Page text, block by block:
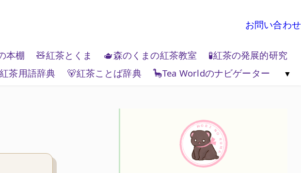
お問い合わせ
ド
世界 🗺️紅茶と地政学
本棚 🧸紅茶とくま 🫖森のくまの紅茶教室
🧪紅茶の発展的研究
茶用語辞典 🐻紅茶ことば辞典
🦕Tea Worldのナビゲーター